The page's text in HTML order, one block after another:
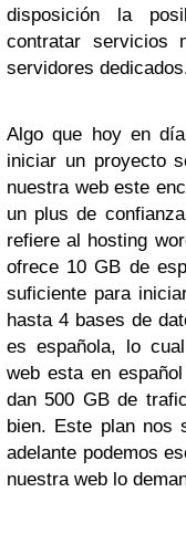
disposición la
contratar servicios
servidores
Algo que hoy en
iniciar un proyecto
nuestra web este
un plus de
refiere al hosting
ofrece 10 GB de
suficiente para
hasta 4 bases de
es española, lo
web esta en
dan 500 GB de
bien. Este plan nos
adelante podemos
nuestra web lo